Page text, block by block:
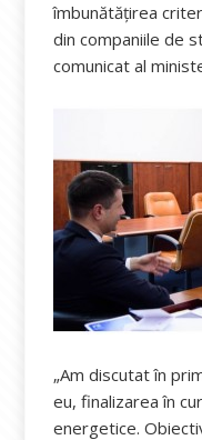
îmbunătățirea
din companiile de
comunicat al
„Am discutat în
eu, finalizarea în
energetice.